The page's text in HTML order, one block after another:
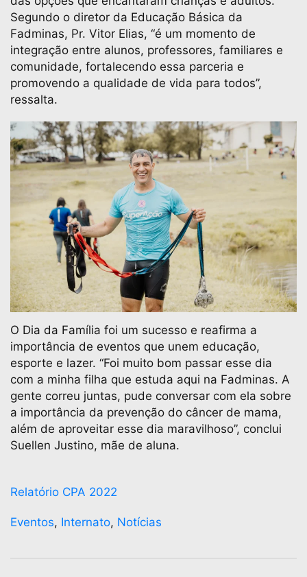
Segundo o diretor da Educação Básica da
Fadminas, Pr. Vitor Elias, “é um momento de
integração entre alunos, professores, familiares e
comunidade, fortalecendo essa parceria e
promovendo a qualidade de vida para todos”,
ressalta.
O Dia da Família foi um sucesso e reafirma a
importância de eventos que unem educação,
esporte e lazer. “Foi muito bom passar esse dia
com a minha filha que estuda aqui na Fadminas. A
gente correu juntas, pude conversar com ela sobre
a importância da prevenção do câncer de mama,
além de aproveitar esse dia maravilhoso”, conclui
Suellen Justino, mãe de aluna.
Relatório CPA 2022
Eventos, Internato, Notícias